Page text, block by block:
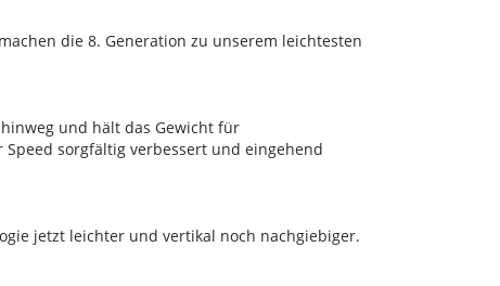
die 8. Generation zu unserem leichtesten
und hält das Gewicht für
sorgfältig verbessert und eingehend
jetzt leichter und vertikal noch nachgiebiger.